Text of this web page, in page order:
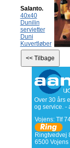
Salanto.
40x40
Dunilin
servietter
Duni
Kuvertløber
Over 30 års
og service. -
Vojens: Tlf
Ringtvedvej
6500 Vojens